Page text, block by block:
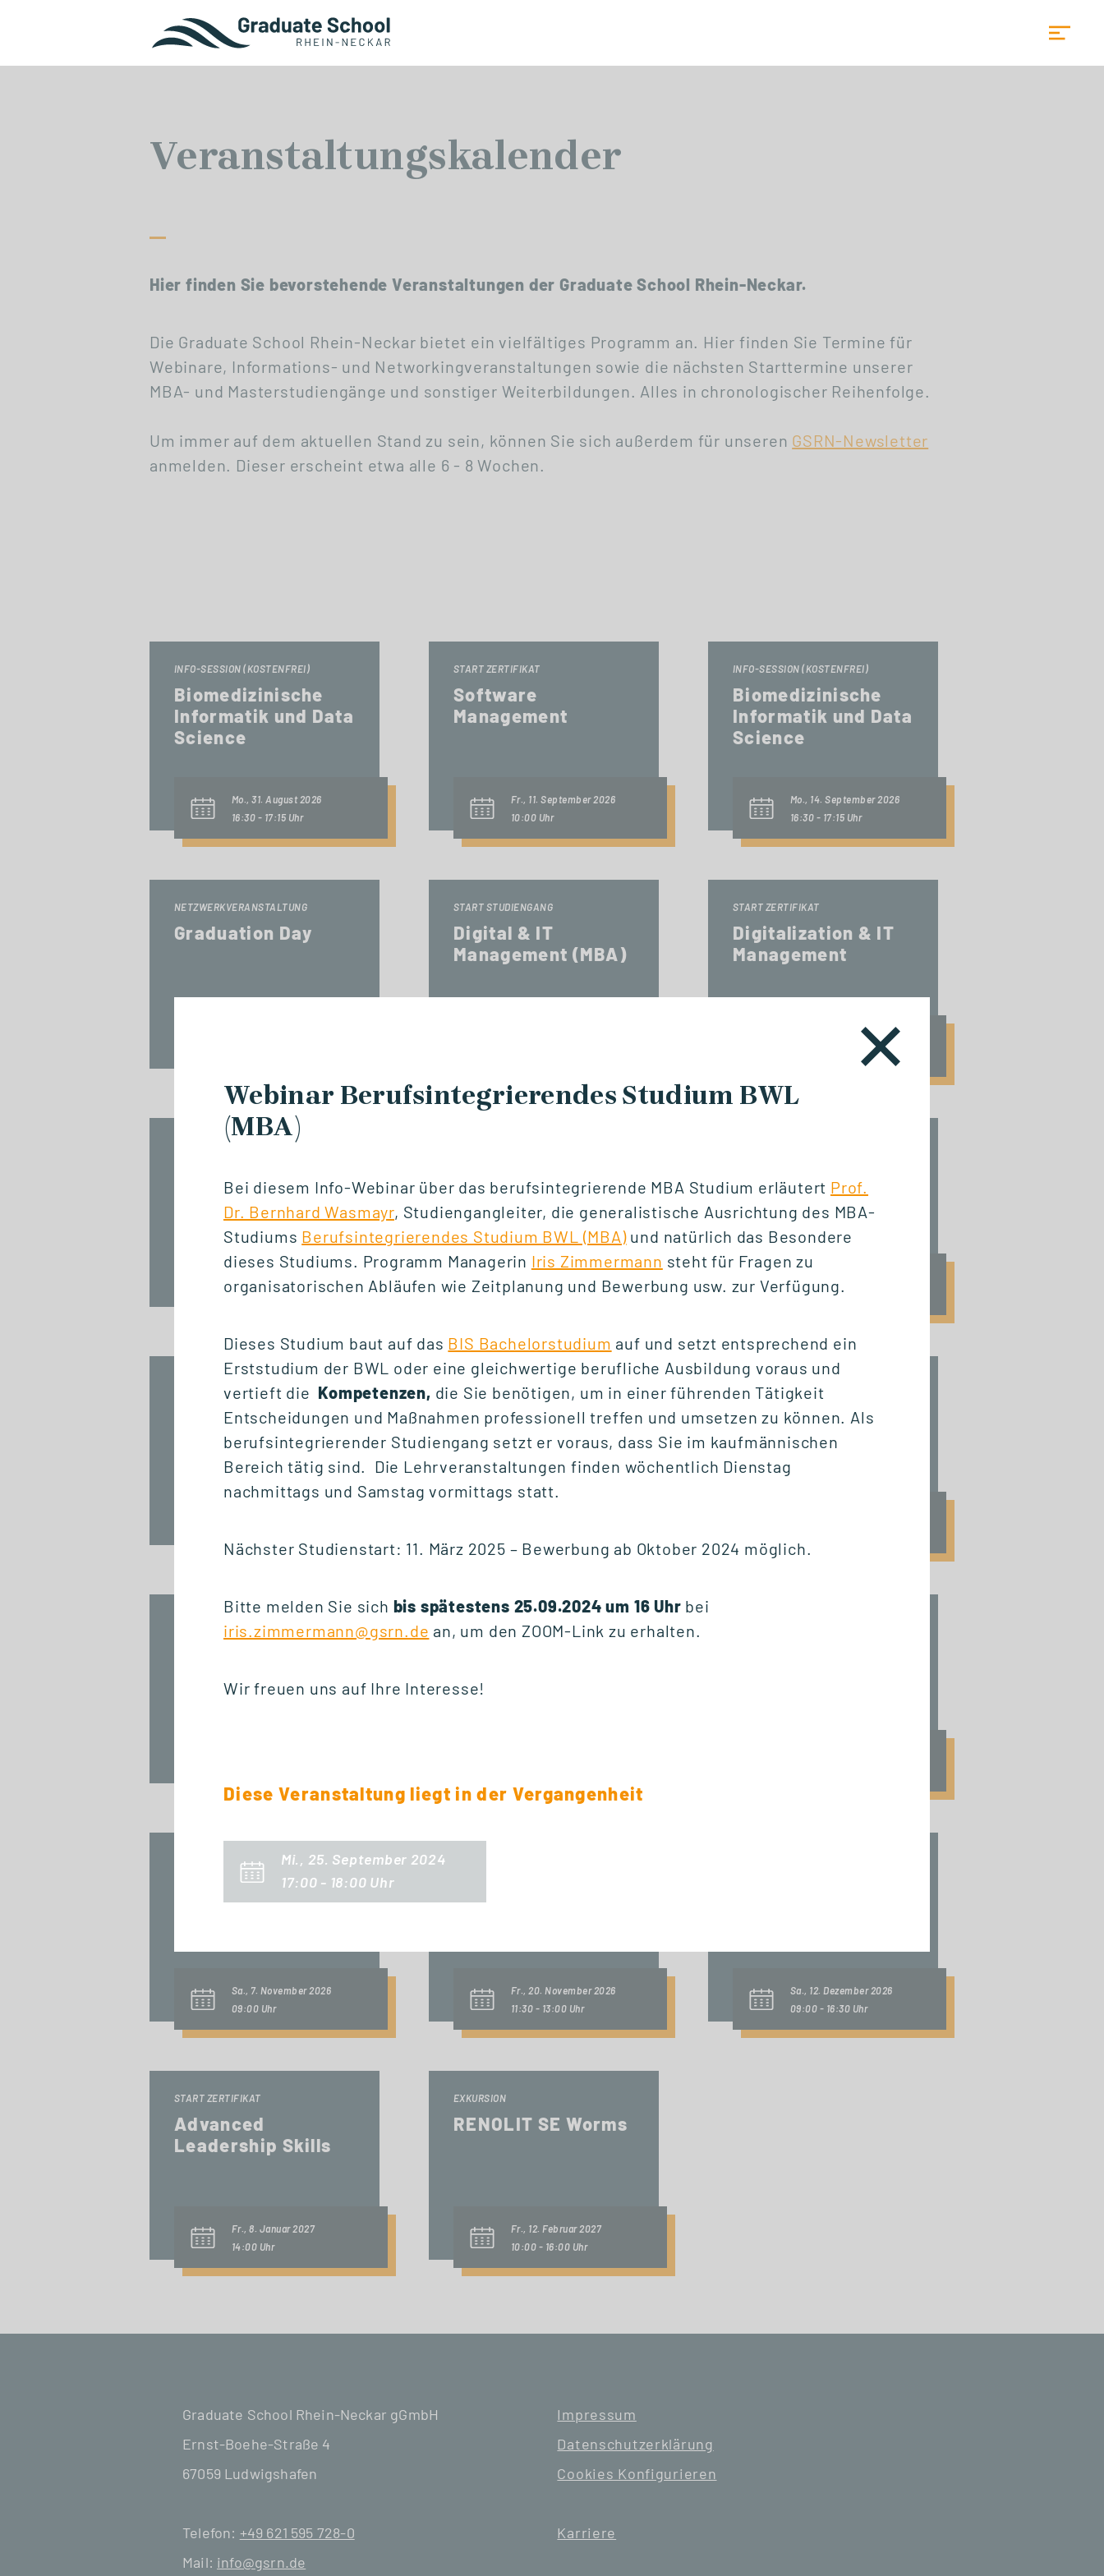
Veranstaltungskalender
Hier finden Sie bevorstehende Veranstaltungen der Graduate School Rhein-Neckar.
Die Graduate School Rhein-Neckar bietet ein vielfältiges Programm an. Hier finden Sie Termine für
Webinare, Informations- und Networkingveranstaltungen sowie die nächsten Starttermine unserer
MBA- und Masterstudiengänge und sonstiger Weiterbildungen. Alles in chronologischer Reihenfolge.
Um immer auf dem aktuellen Stand zu sein, können Sie sich außerdem für unseren GSRN-Newsletter
anmelden. Dieser erscheint etwa alle 6 - 8 Wochen.
INFO-SESSION (KOSTENFREI)
Biomedizinische
Informatik und Data
Science
Mo., 31. August 2026
16:30 - 17:15 Uhr
START ZERTIFIKAT
Software
Management
Fr., 11. September 2026
10:00 Uhr
INFO-SESSION (KOSTENFREI)
Biomedizinische
Informatik und Data
Science
Mo., 14. September 2026
16:30 - 17:15 Uhr
NETZWERKVERANSTALTUNG
Graduation Day
START STUDIENGANG
Digital & IT
Management (MBA)
START ZERTIFIKAT
Digitalization & IT
Management
Fr., 18. September 2026
NETZWERKVERANSTALTUNG
Jahre GSRN
12:00 - 13:45 Uhr
Ready Leadership -
Mensch & KI
10:00 - 12:00 Uhr
zum Master oder
MBA
17:00 - 18:30 Uhr
Biomedizinische
Informatik und Data
Science (M. Sc.)
Unternehmensführung
(MBA)
Business
Innovation
Management (MBA)
Introduction to
Management
Schein)
START ZERTIFIKAT
Digital Innovations
& Business Models
Sa., 7. November 2026
09:00 Uhr
zum Master oder
Fr., 20. November 2026
11:30 - 13:00 Uhr
Sa., 12. Dezember 2026
09:00 - 16:30 Uhr
START ZERTIFIKAT
Advanced
Leadership Skills
Fr., 8. Januar 2027
14:00 Uhr
EXKURSION
RENOLIT SE Worms
Fr., 12. Februar 2027
10:00 - 16:00 Uhr
Webinar Berufsintegrierendes Studium BWL
(MBA)
Bei diesem Info-Webinar über das berufsintegrierende MBA Studium erläutert Prof.
Dr. Bernhard Wasmayr, Studiengangleiter, die generalistische Ausrichtung des MBA-
Studiums Berufsintegrierendes Studium BWL (MBA)und natürlich das Besondere
dieses Studiums. Programm Managerin Iris Zimmermann steht für Fragen zu
organisatorischen Abläufen wie Zeitplanung und Bewerbung usw. zur Verfügung.
Dieses Studium baut auf das BIS Bachelorstudium auf und setzt entsprechend ein
Erststudium der BWL oder eine gleichwertige berufliche Ausbildung voraus und
vertieft die Kompetenzen, die Sie benötigen, um in einer führenden Tätigkeit
Entscheidungen und Maßnahmen professionell treffen und umsetzen zu können. Als
berufsintegrierender Studiengang setzt er voraus, dass Sie im kaufmännischen
Bereich tätig sind. Die Lehrveranstaltungen finden wöchentlich Dienstag
nachmittags und Samstag vormittags statt.
Nächster Studienstart: 11. März 2025 – Bewerbung ab Oktober 2024 möglich.
Bitte melden Sie sich bis spätestens 25.09.2024 um 16 Uhr bei
iris.zimmermann@gsrn.de an, um den ZOOM-Link zu erhalten.
Wir freuen uns auf Ihre Interesse!
Diese Veranstaltung liegt in der Vergangenheit
Mi., 25. September 2024
17:00 - 18:00 Uhr
Graduate School Rhein-Neckar gGmbH
Ernst-Boehe-Straße 4
67059 Ludwigshafen
Telefon: +49 621 595 728-0
Mail: info@gsrn.de
Impressum
Datenschutzerklärung
Cookies Konfigurieren
Karriere